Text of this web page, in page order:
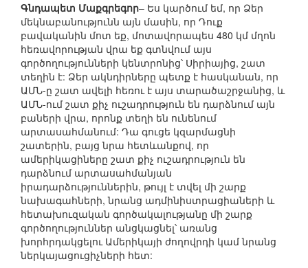
Գնդապետ Մաքգրեգոր– Ես կարծում եմ, որ Ձեր
մեկնաբանությունն այն մասին, որ Դուք
բավականին մոտ եք, մոտավորապես 480 կմ մղոն
հեռավորության վրա եք գտնվում այս
գործողությունների կենտրոնից՝ Սիրիայից, շատ
տեղին է: Ձեր ակնդիրները պետք է հասկանան, որ
ԱՄՆ-ը շատ ավելի հեռու է այս տարածաշրջանից, և
ԱՄՆ-ում շատ քիչ ուշադրություն են դարձնում այն
բաների վրա, որոնք տեղի են ունենում
արտասահմանում: Դա գուցե կզարմացնի
շատերին, բայց նրա հետևանքով, որ
ամերիկացիները շատ քիչ ուշադրություն են
դարձնում արտասահմանյան
իրադարձություններին, թույլ է տվել մի շարք
նախագահների, նրանց ադմինիստրացիաների և
հետախուզական գործակալությանը մի շարք
գործողություններ անցկացնել՝ առանց
խորհրդակցելու Ամերիկայի ժողովրդի կամ նրանց
ներկայացուցիչների հետ: